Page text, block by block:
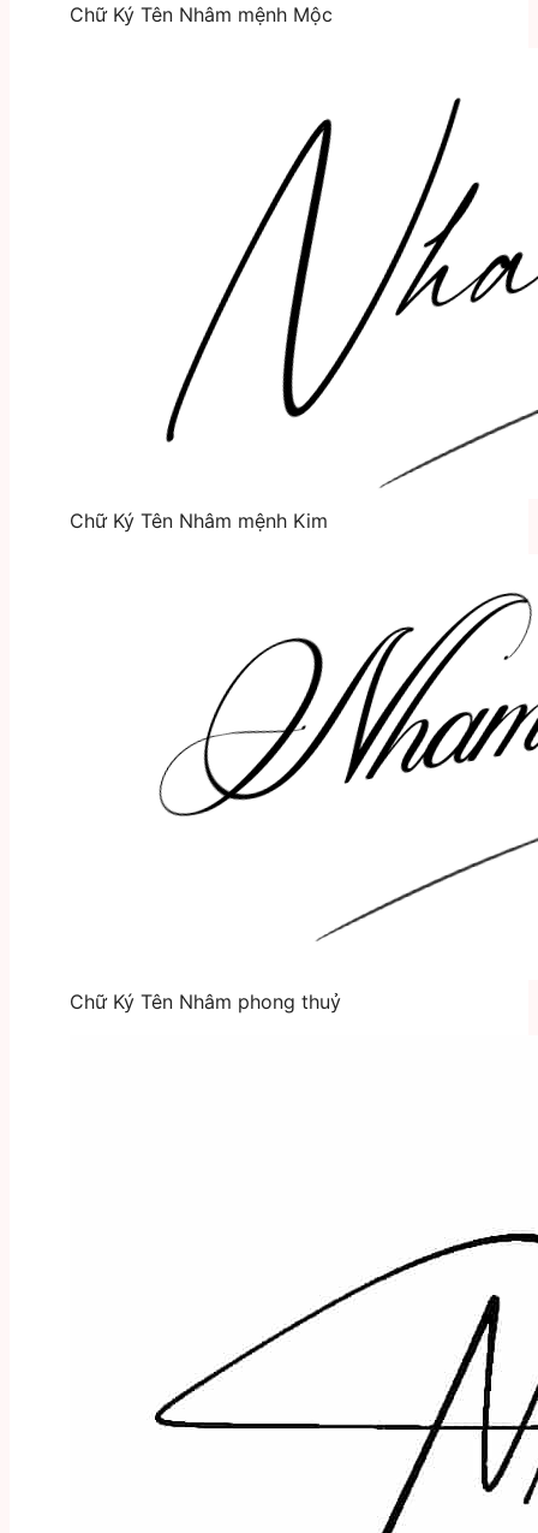
Chữ Ký Tên Nhâm mệnh Mộc
Chữ Ký Tên Nhâm mệnh Kim
Chữ Ký Tên Nhâm phong thuỷ